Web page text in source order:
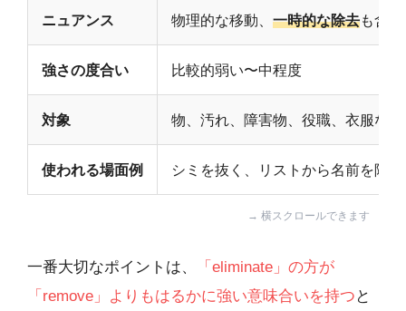
ニュアンス 物理的な移動、 一時的な除去も含む
強さの度合い 比較的弱い〜中程度
対象 物、汚れ、障害物、役職、衣服など
使われる場面例 シミを抜く、リストから名前を除
一番大切なポイントは、
「eliminate」の方が
「remove」よりもはるかに強い意味合いを持つ と